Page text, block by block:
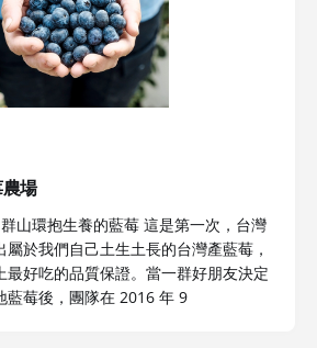
場
山環抱生養的藍莓 這是第一次，台灣
屬於我們自己土生土長的台灣產藍莓，
最好吃的品質保證。當一群好朋友決定
藍莓後，團隊在 2016 年 9